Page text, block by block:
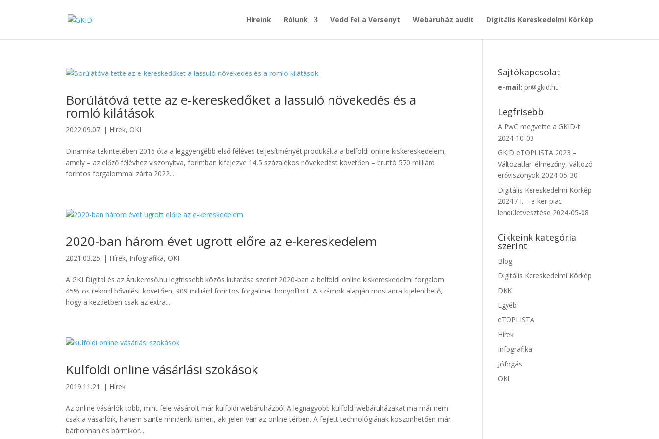
Híreink Rólunk Vedd Fel a Versenyt Webáruház audit Digitális Kereskedelmi Körkép
Borúlátóvá tette az e-kereskedőket a lassuló növekedés és a
romló kilátások
2022.09.07. | Hírek, OKI
Dinamika tekintetében 2016 óta a leggyengébb első féléves teljesítményét produkálta a belföldi online kiskereskedelem,
amely – az előző félévhez viszonyítva, forintban kifejezve 14,5 százalékos növekedést követően – bruttó 570 milliárd
forintos forgalommal zárta 2022...
2020-ban három évet ugrott előre az e-kereskedelem
2021.03.25. | Hírek, Infografika, OKI
A GKI Digital és az Árukereső.hu legfrissebb közös kutatása szerint 2020-ban a belföldi online kiskereskedelmi forgalom
45%-os rekord bővülést követően, 909 milliárd forintos forgalmat bonyolított. A számok alapján mostanra kijelenthető,
hogy a kezdetben csak az extra...
Külföldi online vásárlási szokások
2019.11.21. | Hírek
Az online vásárlók több, mint fele vásárolt már külföldi webáruházból A legnagyobb külföldi webáruházakat ma már nem
csak a vásárlóik, hanem szinte mindenki ismeri, aki jelen van az online térben. A fejlett technológiának köszönhetően már
bárhonnan és bármikor...
Sajtókapcsolat
e-mail: pr@gkid.hu
Legfrisebb
A PwC megvette a GKID-t
2024-10-03
GKID eTOPLISTA 2023 –
Változatlan élmezőny, változó
erőviszonyok 2024-05-30
Digitális Kereskedelmi Körkép
2024 / I. – e-ker piac
lendületvesztése 2024-05-08
Cikkeink kategória
szerint
Blog
Digitális Kereskedelmi Körkép
DKK
Egyéb
eTOPLISTA
Hírek
Infografika
Jófogás
OKI